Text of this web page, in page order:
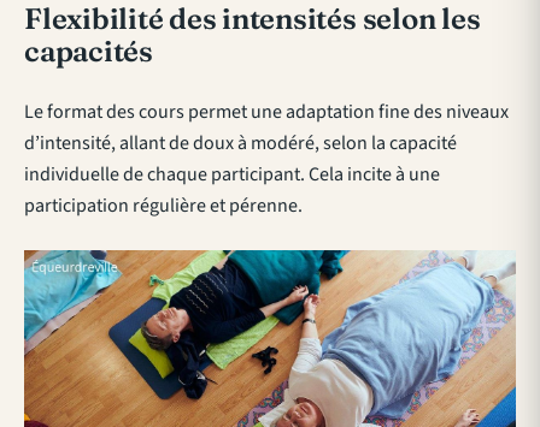
Flexibilité des intensités selon les
capacités
Le format des cours permet une adaptation fine des niveaux
d’intensité, allant de doux à modéré, selon la capacité
individuelle de chaque participant. Cela incite à une
participation régulière et pérenne.